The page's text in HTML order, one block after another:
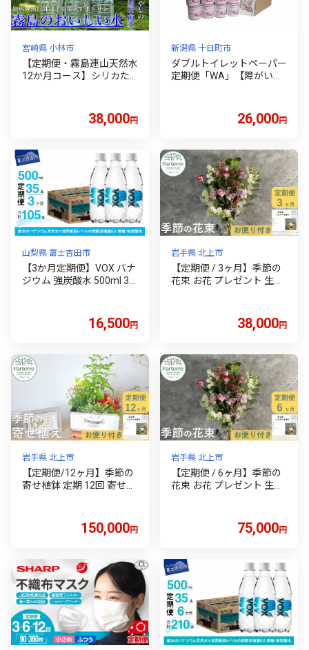
品 備蓄品 熱中症 対策 夏バ
テ予防 静岡県 牧之原市
宮崎県 小林市
【定期便・霧島連山天然水
12か月コース】シリカた
ュラルウォーター ミネラ
ルウォーター 天然水 水 中
宮崎 小林市 送料無料）
38,000円
新潟県 十日町市
ダブルトイレットペーパー
定期便「WA」【障がい者
26,000円
山梨県 富士吉田市
【3か月定期便】VOX バナ
ジウム 強炭酸水 500ml 35
水 ソーダ ハイボール 割り
材 炭酸飲料 スパークリン
存 ストック 防災グッズ 強
炭酸水 山梨 富士吉田
16,500円
岩手県 北上市
【定期便 / 3ヶ月】季節の
花束 お花 プレゼント 生花
レンジ カラフル 記念日 誕
生日 結婚記念日 バレンタ
い 入学式祝い プレゼント
敬老の日 クリスマス 正月
還暦 古希 喜寿 ギフト ブー
ケ おしゃれ
38,000円
岩手県 北上市
【定期便/12ヶ月】季節の
寄せ植鉢 定期 12回 寄せ植
月 お届け 岩手県 北上市 O
0033 花工房パルテール
150,000円
岩手県 北上市
【定期便 / 6ヶ月】季節の
花束 お花 プレゼント 生花
レンジ カラフル 記念日 誕
生日 母の日 敬老の日 クリ
ギフト おしゃれ
75,000円